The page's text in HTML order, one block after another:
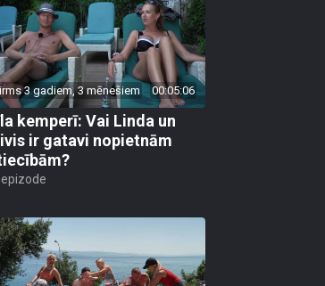
3 gadiem, 3 mēnešiem 00:05:06
kemperī: Vai Linda un
ir gatavi nopietnām
epizode